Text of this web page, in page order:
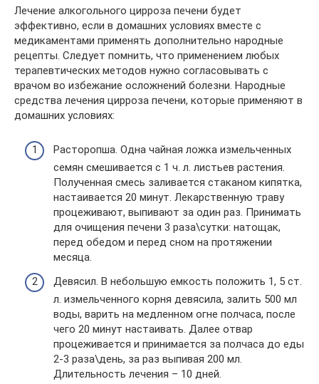
Лечение алкогольного цирроза печени будет
эффективно, если в домашних условиях вместе с
медикаментами применять дополнительно народные
рецепты. Следует помнить, что применением любых
терапевтических методов нужно согласовывать с
врачом во избежание осложнений болезни. Народные
средства лечения цирроза печени, которые применяют в
домашних условиях:
Расторопша. Одна чайная ложка измельченных
семян смешивается с 1 ч. л. листьев растения.
Полученная смесь заливается стаканом кипятка,
настаивается 20 минут. Лекарственную траву
процеживают, выпивают за один раз. Принимать
для очищения печени 3 раза\сутки: натощак,
перед обедом и перед сном на протяжении
месяца.
Девясил. В небольшую емкость положить 1, 5 ст.
л. измельченного корня девясила, залить 500 мл
воды, варить на медленном огне полчаса, после
чего 20 минут настаивать. Далее отвар
процеживается и принимается за полчаса до еды
2-3 раза\день, за раз выпивая 200 мл.
Длительность лечения – 10 дней.